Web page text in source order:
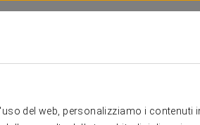
del web, personalizziamo i contenuti
Tour